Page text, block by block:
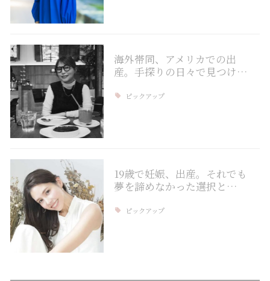
海外帯同、アメリカでの出
産。手探りの日々で見つけ…
ピックアップ
19歳で妊娠、出産。それでも
夢を諦めなかった選択と…
ピックアップ